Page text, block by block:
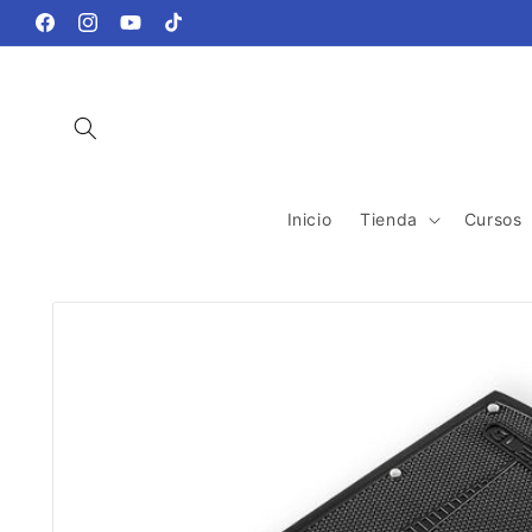
directamente
al contenido
FacebookInstagramYouTubeTikTok
Inicio Tienda Cursos
directamente